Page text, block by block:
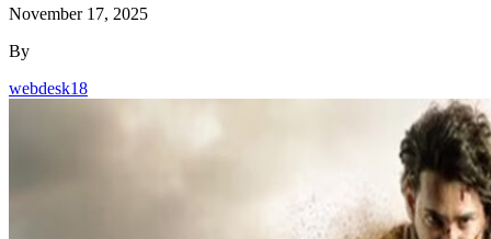
By
webdesk18